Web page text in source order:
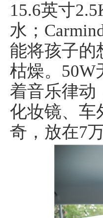
15.6英寸
水；
能将孩子的
枯燥。50W
着音乐律动
化妆镜、
奇，放在7